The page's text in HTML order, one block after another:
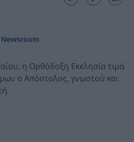
η Ορθόδοξη Εκκλησίατιμά
ο Απόστολος, γνωστού και